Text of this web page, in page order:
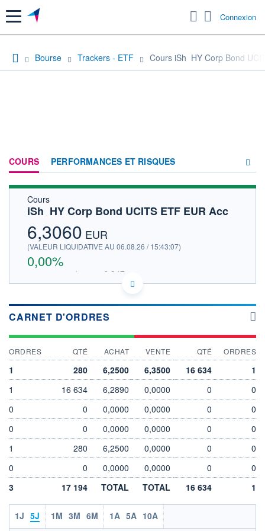
Menu Connexion
Bourse Trackers - ETF Cours iSh  HY Corp Bond
COURS PERFORMANCES ET RISQUES
FORUM
Cours
iSh  HY Corp Bond UCITS ETF EUR Acc
6,3060 EUR
(VALEUR LIQUIDATIVE AU 06.08.26 / 15:43:07)
0,00%
6.347
IE00BF3N7094 - BlackRock Asset Management Ireland
- ETF
EURONEXT AMSTERDAM DONNÉES TEMPS DIFFÉRÉ
Politique d'exécution
03/08 05/08
INDICE DE RÉFÉRENCE
MARKIT IB EUR LIQUID
CATÉGORIE MORNINGSTAR
Obligations EUR Haut
Rendement
0,0000 6,3060
+ HAUT
0,0000
+ BAS
0,0000
CARNET D'ORDRES
ORDRES QTÉ ACHAT VENTE QTÉ ORDRES
1 280 6,2500 6,3500 16 634
1
1
16 634 6,2890 0,0000 0
0
0
0 0,0000 0,0000 0
0
0
0 0,0000 0,0000 0
0
1
280 6,2500 0,0000 0
0
0
0 0,0000 0,0000 0
0
3
17 194 TOTAL TOTAL 16 634 1
1J 5J 1M 3M 6M 1A 5A 10A